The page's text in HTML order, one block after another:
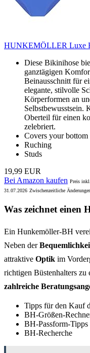
HUNKEMÖLLER Luxe
Diese Bikinihose
ganztägigen
Beinausschnitt für
elegante, stilvolle
Körperformen an
Selbstbewusstsein.
Oberteil für einen
zelebriert.
Covers your bottom
Ruching
Studs
19,99 EUR
Bei Amazon kaufen Preis
31.07.2026 Zwischenzeitliche
Was zeichnet einen
Ein Hunkemöller-BH
Neben der
attraktive Optik im
richtigen Büstenhalters
zahlreiche
Tipps für den Kauf
BH-Größen-
BH-Passform-Tipps
BH-Recherche